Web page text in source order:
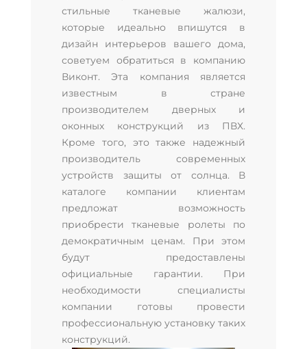
стильные тканевые жалюзи,
которые идеально впишутся в
дизайн интерьеров вашего дома,
советуем обратиться в компанию
Виконт. Эта компания является
известным в стране
производителем дверных и
оконных конструкций из ПВХ.
Кроме того, это также надежный
производитель современных
устройств защиты от солнца. В
каталоге компании клиентам
предложат возможность
приобрести тканевые ролеты по
демократичным ценам. При этом
будут предоставлены
официальные гарантии. При
необходимости специалисты
компании готовы провести
профессиональную установку таких
конструкций.